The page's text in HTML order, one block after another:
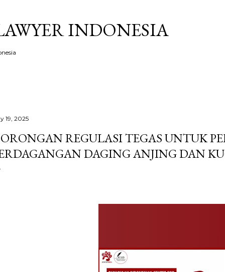
INDONESIA
19, 2025
REGULASI TEGAS UNTUK
DAGING ANJING DAN